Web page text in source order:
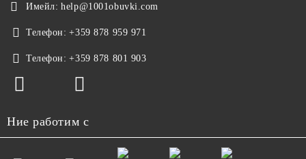
Имейл: help@1001obuvki.com
Телефон: +359 878 959 971
Телефон: +359 878 801 903
Ние работим с